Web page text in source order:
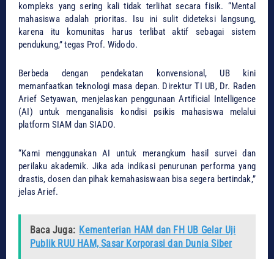
kompleks yang sering kali tidak terlihat secara fisik. ​“Mental
mahasiswa adalah prioritas. Isu ini sulit dideteksi langsung,
karena itu komunitas harus terlibat aktif sebagai sistem
pendukung,” tegas Prof. Widodo.
​​Berbeda dengan pendekatan konvensional, UB kini
memanfaatkan teknologi masa depan. Direktur TI UB, Dr. Raden
Arief Setyawan, menjelaskan penggunaan Artificial Intelligence
(AI) untuk menganalisis kondisi psikis mahasiswa melalui
platform SIAM dan SIADO.
​“Kami menggunakan AI untuk merangkum hasil survei dan
perilaku akademik. Jika ada indikasi penurunan performa yang
drastis, dosen dan pihak kemahasiswaan bisa segera bertindak,”
jelas Arief.
Baca Juga: Kementerian HAM dan FH UB Gelar Uji
Publik RUU HAM, Sasar Korporasi dan Dunia Siber